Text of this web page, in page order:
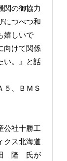
関の御協力
につべつ和
嬉しいで
向けて関係
い。』と話
、ＢＭＳ
公社十勝工
クス北海道
田 隆 氏が